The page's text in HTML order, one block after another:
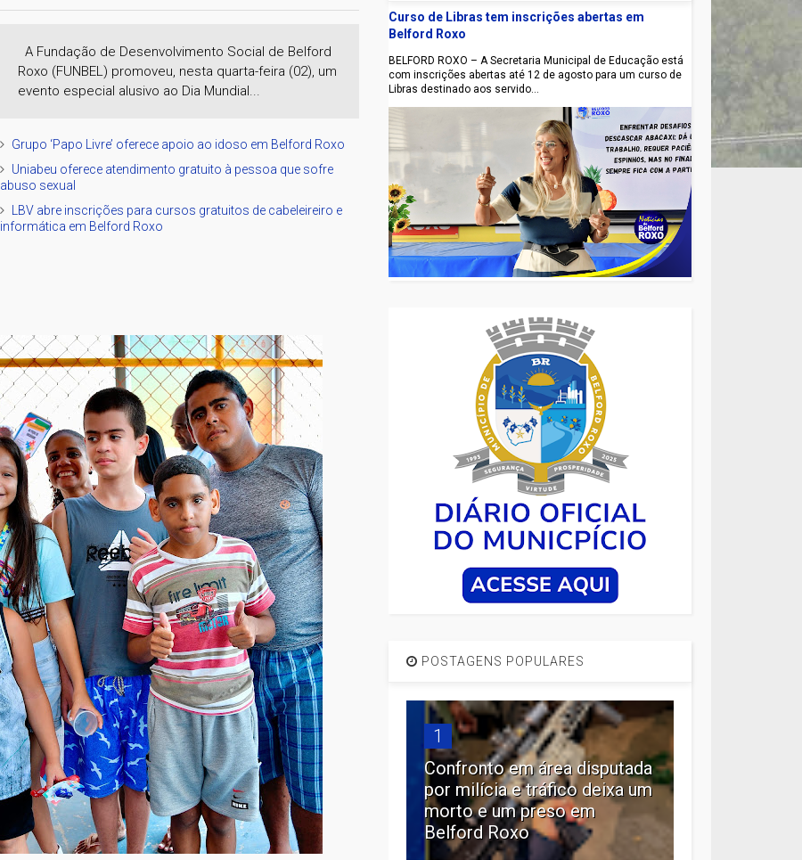
A Fundação de Desenvolvimento Social de Belford
Roxo (FUNBEL) promoveu, nesta quarta-feira (02), um
evento especial alusivo ao Dia Mundial...
Grupo ‘Papo Livre’ oferece apoio ao idoso em Belford Roxo
Uniabeu oferece atendimento gratuito à pessoa que sofre
abuso sexual
LBV abre inscrições para cursos gratuitos de cabeleireiro e
informática em Belford Roxo
Curso de Libras tem inscrições abertas em
Belford Roxo
BELFORD ROXO – A Secretaria Municipal de Educação está
com inscrições abertas até 12 de agosto para um curso de
Libras destinado aos servido...
POSTAGENS POPULARES
1
Confronto em área disputada
por milícia e tráfico deixa um
morto e um preso em
Belford Roxo